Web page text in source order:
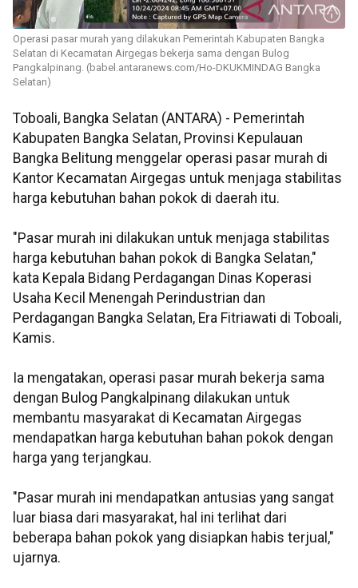
Operasi pasar murah yang dilakukan Pemerintah Kabupaten Bangka
Selatan di Kecamatan Airgegas bekerja sama dengan Bulog
Pangkalpinang. (babel.antaranews.com/Ho-DKUKMINDAG Bangka
Selatan)
Toboali, Bangka Selatan (ANTARA) - Pemerintah
Kabupaten Bangka Selatan, Provinsi Kepulauan
Bangka Belitung menggelar operasi pasar murah di
Kantor Kecamatan Airgegas untuk menjaga stabilitas
harga kebutuhan bahan pokok di daerah itu.
"Pasar murah ini dilakukan untuk menjaga stabilitas
harga kebutuhan bahan pokok di Bangka Selatan,"
kata Kepala Bidang Perdagangan Dinas Koperasi
Usaha Kecil Menengah Perindustrian dan
Perdagangan Bangka Selatan, Era Fitriawati di Toboali,
Kamis.
Ia mengatakan, operasi pasar murah bekerja sama
dengan Bulog Pangkalpinang dilakukan untuk
membantu masyarakat di Kecamatan Airgegas
mendapatkan harga kebutuhan bahan pokok dengan
harga yang terjangkau.
"Pasar murah ini mendapatkan antusias yang sangat
luar biasa dari masyarakat, hal ini terlihat dari
beberapa bahan pokok yang disiapkan habis terjual,"
ujarnya.